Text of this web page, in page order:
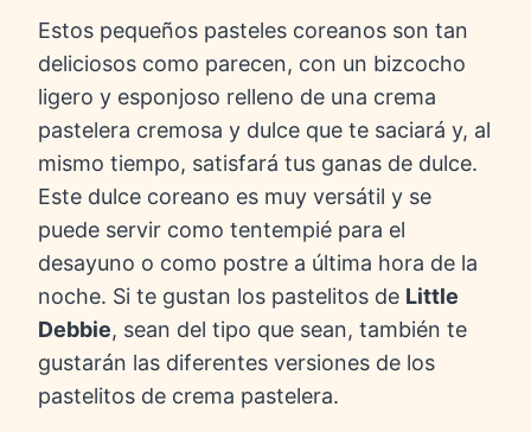
Estos pequeños pasteles coreanos son tan
deliciosos como parecen, con un bizcocho
ligero y esponjoso relleno de una crema
pastelera cremosa y dulce que te saciará y, al
mismo tiempo, satisfará tus ganas de dulce.
Este dulce coreano es muy versátil y se
puede servir como tentempié para el
desayuno o como postre a última hora de la
noche. Si te gustan los pastelitos de Little
Debbie, sean del tipo que sean, también te
gustarán las diferentes versiones de los
pastelitos de crema pastelera.